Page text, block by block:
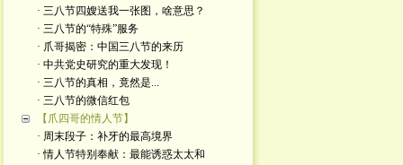
· 三八节四嫂送我一张图，啥意思？
· 三八节的“特殊”服务
· 爪哥揭密：中国三八节的来历
· 中共党史研究的重大发现！
· 三八节的真相，竟然是...
· 三八节的微信红包
【爪四哥的情人节】
· 周末段子：补牙的最高境界
· 情人节特别奉献：最能诱惑太太和